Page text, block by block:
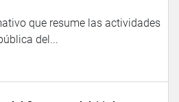
que resume las actividades
del...